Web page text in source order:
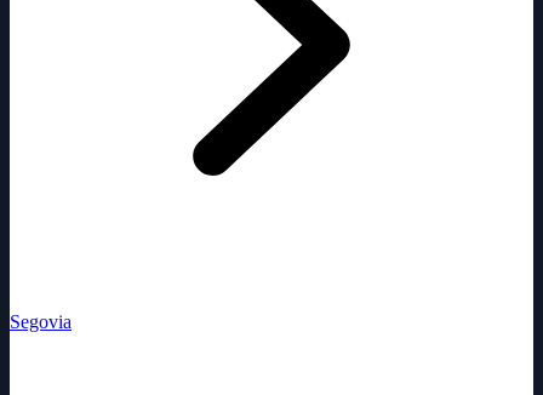
Segovia